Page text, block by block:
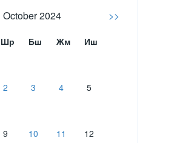
October 2024 >>
Шр Бш Жм
Иш
2 3 4
5
9 10 11
12